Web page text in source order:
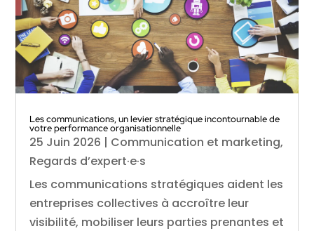
Les communications, un levier stratégique incontournable de
votre performance organisationnelle
25 Juin 2026 | Communication et marketing,
Regards d’expert·e·s
Les communications stratégiques aident les
entreprises collectives à accroître leur
visibilité, mobiliser leurs parties prenantes et